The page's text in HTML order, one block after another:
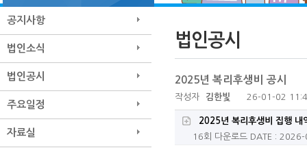
공지사항
법인소식
법인공시
주요일정
자료실
법인공시
2025년 복리후생비 공시
작성자 김한빛 26-01-02
2025년 복리후생비 집행 내
16회 다운로드 DATE :